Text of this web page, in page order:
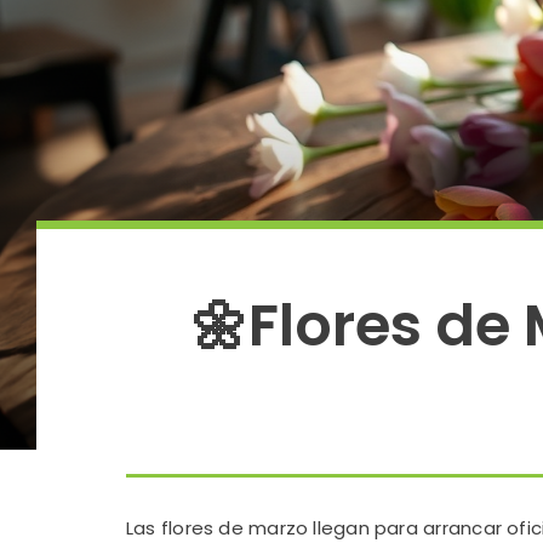
🌼Flores
Las flores de marzo llegan para arrancar